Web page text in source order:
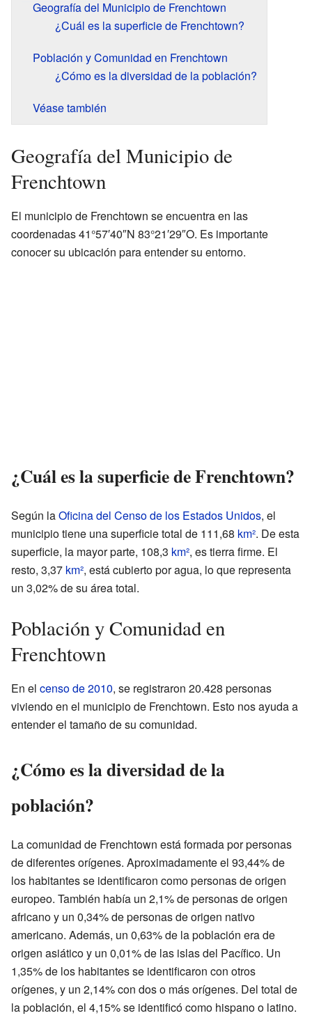
Geografía del Municipio de Frenchtown
¿Cuál es la superficie de Frenchtown?
Población y Comunidad en Frenchtown
¿Cómo es la diversidad de la población?
Véase también
Geografía del Municipio de
Frenchtown
El municipio de Frenchtown se encuentra en las
coordenadas 41°57′40″N 83°21′29″O. Es importante
conocer su ubicación para entender su entorno.
¿Cuál es la superficie de Frenchtown?
Según laOficina del Censo de los Estados Unidos, el
municipio tiene una superficie total de 111,68 km². De esta
superficie, la mayor parte, 108,3 km², es tierra firme. El
resto, 3,37 km², está cubierto por agua, lo que representa
un 3,02% de su área total.
Población y Comunidad en
Frenchtown
En el censo de 2010, se registraron 20.428 personas
viviendo en el municipio de Frenchtown. Esto nos ayuda a
entender el tamaño de su comunidad.
¿Cómo es la diversidad de la
población?
La comunidad de Frenchtown está formada por personas
de diferentes orígenes. Aproximadamente el 93,44% de
los habitantes se identificaron como personas de origen
europeo. También había un 2,1% de personas de origen
africano y un 0,34% de personas de origen nativo
americano. Además, un 0,63% de la población era de
origen asiático y un 0,01% de las islas del Pacífico. Un
1,35% de los habitantes se identificaron con otros
orígenes, y un 2,14% con dos o más orígenes. Del total de
la población, el 4,15% se identificó como hispano o latino.